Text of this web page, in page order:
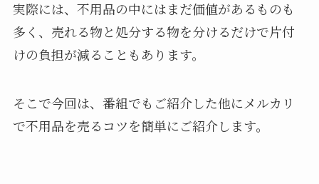
実際には、不用品の中にはまだ価値があるものも
多く、売れる物と処分する物を分けるだけで片付
けの負担が減ることもあります。
そこで今回は、番組でもご紹介した他にメルカリ
で不用品を売るコツを簡単にご紹介します。